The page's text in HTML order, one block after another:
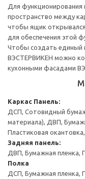
Для
пространство между
чтобы ящик
для обеспечения этой
Чтобы создать единый
ВЭСТЕРВИКЕН можно
кухонными фасадами
Каркас Панель:
ДСП, Сотовидный
материала), ДВП,
Пластиковая
Задняя панель:
ДВП, Бумажная пленка,
Полка
ДСП, Бумажная пленка,